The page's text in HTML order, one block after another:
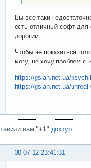
Вы все-таки
есть отличный софт для
дорогим.
Чтобы не показаться
могу, не хочу проблем с
https://gslan.net.ua/
https://gslan.net.ua/
вам "+1":дохтур
30-07-12 23:41:31